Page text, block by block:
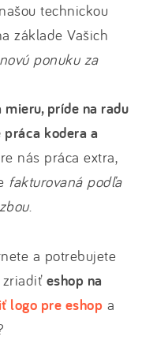
technickou
základe Vašich
ponuku za
príde na radu
práca kodera a
nás práca extra,
fakturovaná podľa
.
a potrebujete
eshop na
logo pre eshop a